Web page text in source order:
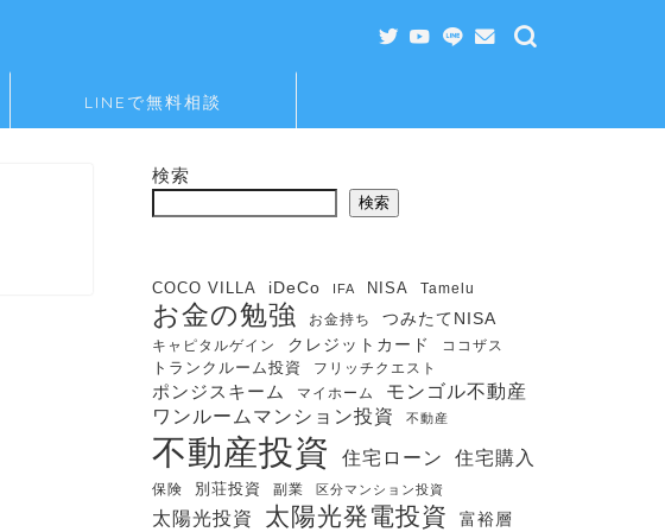
LINEで無料相談
検索
検索
COCO VILLA iDeCo IFA NISA Tamelu
お金の勉強 お金持ち つみたてNISA
キャピタルゲイン クレジットカード
ココザス
トランクルーム投資
フリッチクエスト
ポンジスキーム マイホーム モンゴル不動産
ワンルームマンション投資 不動産
不動産投資 住宅ローン 住宅購入
保険 別荘投資 副業 区分マンション投資
太陽光投資 太陽光発電投資 富裕層